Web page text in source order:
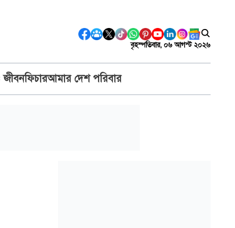
বৃহস্পতিবার, ০৬ আগস্ট ২০২৬
ফিচারআমার দেশ পরিবার